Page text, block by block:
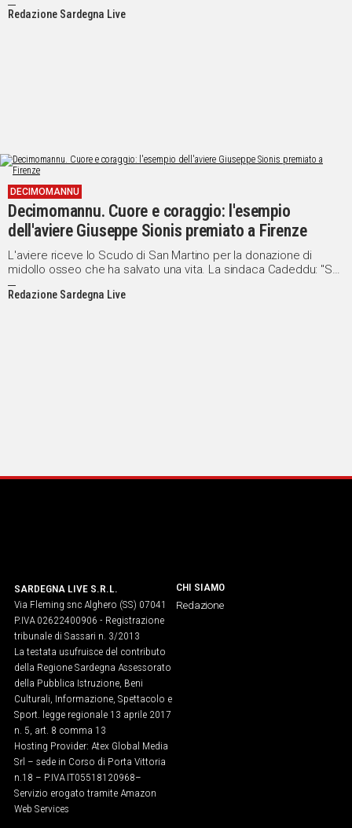
Redazione Sardegna Live
DECIMOMANNU
Decimomannu. Cuore e coraggio: l'esempio
dell'aviere Giuseppe Sionis premiato a Firenze
L'aviere riceve lo Scudo di San Martino per la donazione di
midollo osseo che ha salvato una vita. La sindaca Cadeddu: "Sei
l’esempio di una generosità silenziosa ma immensa"
Redazione Sardegna Live
SARDEGNA LIVE S.R.L.
Via Fleming snc Alghero (SS) 07041
P.IVA 02622400906 - Registrazione
tribunale di Sassari n. 3/2013
La testata usufruisce del contributo
della Regione Sardegna Assessorato
della Pubblica Istruzione, Beni
Culturali, Informazione, Spettacolo e
Sport. legge regionale 13 aprile 2017
n. 5, art. 8 comma 13
Hosting Provider: Atex Global Media
Srl – sede in Corso di Porta Vittoria
n.18 – P.IVA IT05518120968​–
Servizio erogato tramite Amazon
Web Services
CHI SIAMO
Redazione